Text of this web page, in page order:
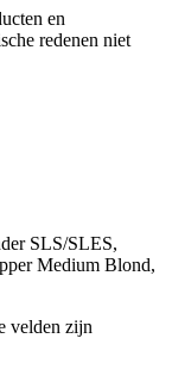
en
redenen niet
SLS/SLES,
Medium Blond,
velden zijn